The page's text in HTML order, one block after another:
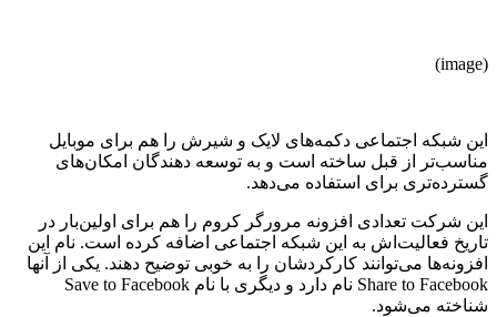
(image)
این شبکه اجتماعی دکمه‌های لایک و شیرش را هم برای موبایل
مناسب‌تر از قبل ساخته است و به توسعه دهندگان امکان‌های
گسترده‌تری برای استفاده می‌دهد.
این شرکت تعدادی افزونه مرورگر کروم را هم برای اولین‌بار در
تاریخ فعالیت‌اش به این شبکه اجتماعی اضافه کرده است. نام این
افزونه‌ها می‌توانند کارکردشان را به خوبی توضیح دهند. یکی از آنها
Share to Facebook نام دارد و دیگری با نام Save to Facebook
شناخته می‌شود.